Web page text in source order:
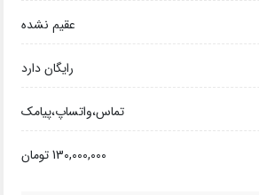
عقیم نشده
رایگان دارد
تماس،واتساپ،پیامک
130,000,000 تومان